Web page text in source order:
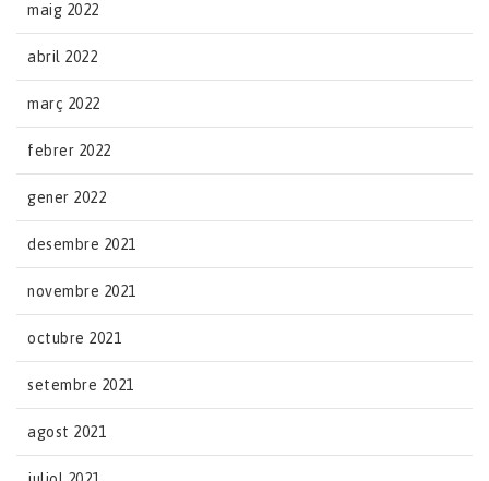
maig 2022
abril 2022
març 2022
febrer 2022
gener 2022
desembre 2021
novembre 2021
octubre 2021
setembre 2021
agost 2021